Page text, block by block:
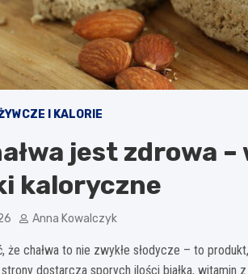
I KALORIE
jest zdrowa
kaloryczne
Anna Kowalczyk
że chałwa to nie zwykłe słodycze – to
dostarcza sporych ilości białka, witamin